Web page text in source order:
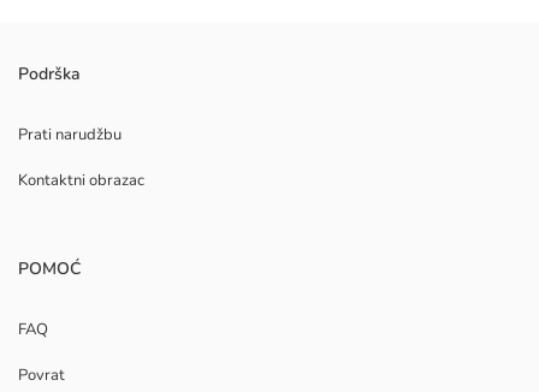
Podrška
Prati narudžbu
Kontaktni obrazac
POMOĆ
FAQ
Povrat